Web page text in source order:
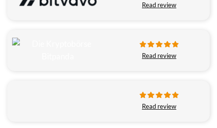
Read review
Read review
Read review